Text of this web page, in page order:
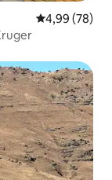
4,99 (78)